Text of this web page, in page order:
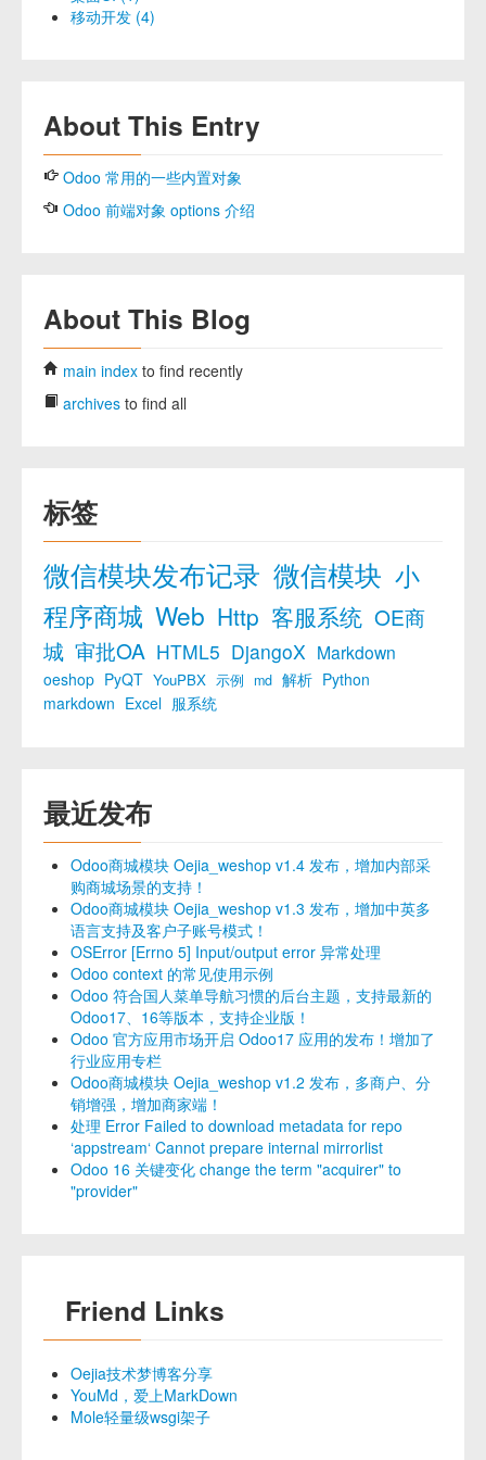
移动开发 (4)
About This Entry
Odoo 常用的一些内置对象
Odoo 前端对象 options 介绍
About This Blog
main index to find recently
archives to find all
标签
微信模块发布记录 微信模块 小
程序商城 Web Http 客服系统 OE商
城 审批OA HTML5 DjangoX Markdown
oeshop PyQT YouPBX 示例 md 解析 Python
markdown Excel 服系统
最近发布
Odoo商城模块 Oejia_weshop v1.4 发布，增加内部采
购商城场景的支持！
Odoo商城模块 Oejia_weshop v1.3 发布，增加中英多
语言支持及客户子账号模式！
OSError [Errno 5] Input/output error 异常处理
Odoo context 的常见使用示例
Odoo 符合国人菜单导航习惯的后台主题，支持最新的
Odoo17、16等版本，支持企业版！
Odoo 官方应用市场开启 Odoo17 应用的发布！增加了
行业应用专栏
Odoo商城模块 Oejia_weshop v1.2 发布，多商户、分
销增强，增加商家端！
处理 Error Failed to download metadata for repo
‘appstream‘ Cannot prepare internal mirrorlist
Odoo 16 关键变化 change the term "acquirer" to
"provider"
Friend Links
Oejia技术梦博客分享
YouMd，爱上MarkDown
Mole轻量级wsgi架子